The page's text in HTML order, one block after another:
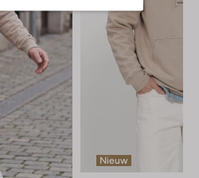
Nieuw